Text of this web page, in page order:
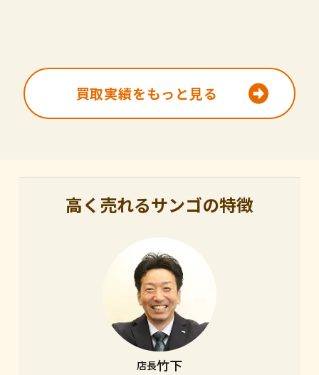
買取実績をもっと見る
高く売れるサンゴの特徴
店長竹下